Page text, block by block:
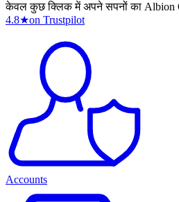
केवल कुछ क्लिक में अपने सपनों का Albion
4.8★on Trustpilot
Accounts